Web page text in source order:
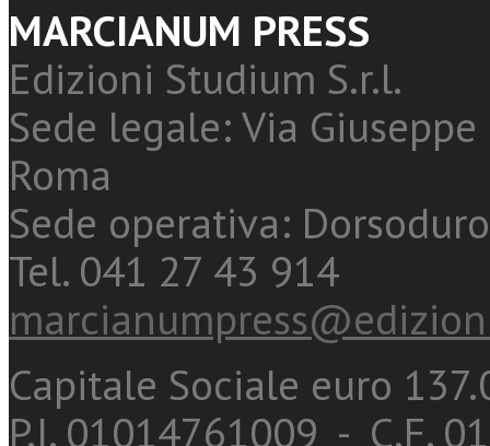
MARCIANUM PRESS
Edizioni Studium S.r.l.
Sede legale: Via
Roma
Sede operativa:
Tel. 041 27 43 914
Capitale Sociale euro
P.I. 01014761009 - C.F.